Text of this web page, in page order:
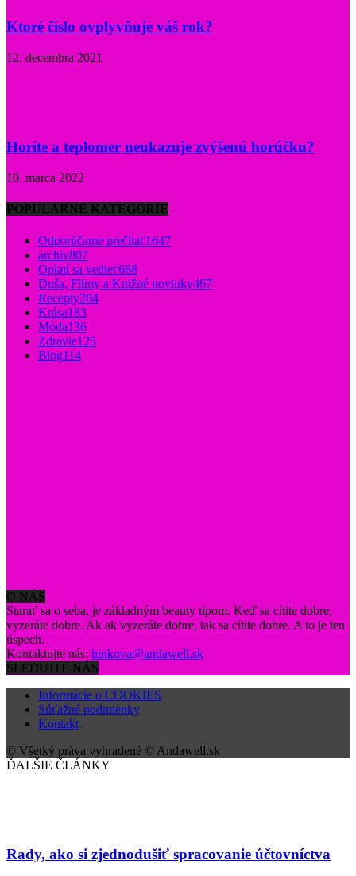
Ktoré číslo ovplyvňuje váš rok?
12. decembra 2021
Horíte a teplomer neukazuje zvýšenú horúčku?
10. marca 2022
POPULÁRNE KATEGÓRIE
Odporúčame prečítať1647
archiv807
Oplatí sa vedieť668
Duša, Filmy a Knižné novinky467
Recepty204
Krása183
Móda136
Zdravie125
Blog114
O NÁS
Starať sa o seba, je základným beauty tipom. Keď sa cítite dobre,
vyzeráte dobre. Ak ak vyzeráte dobre, tak sa cítite dobre. A to je ten
úspech.
Kontaktujte nás: hinkova@andawell.sk
SLEDUJTE NÁS
Informácie o COOKIES
Súťažné podmienky
Kontakt
© Všetký práva vyhradené © Andawell.sk
ĎALŠIE ČLÁNKY
Rady, ako si zjednodušiť spracovanie účtovníctva